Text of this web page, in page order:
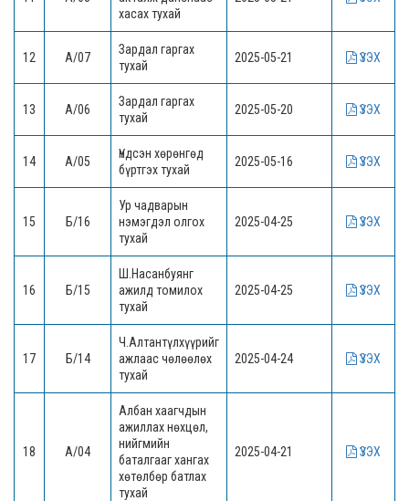
хасах тухай
12 А/07
Зардал гаргах
тухай
2025-05-21 ҮЗЭХ
13 А/06
Зардал гаргах
тухай
2025-05-20 ҮЗЭХ
14 А/05
Үндсэн хөрөнгөд
бүртгэх тухай
2025-05-16 ҮЗЭХ
15 Б/16
Ур чадварын
нэмэгдэл олгох
тухай
2025-04-25 ҮЗЭХ
16 Б/15
Ш.Насанбуянг
ажилд томилох
тухай
2025-04-25 ҮЗЭХ
17 Б/14
Ч.Алтантүлхүүрийг
ажлаас чөлөөлөх
тухай
2025-04-24 ҮЗЭХ
18 А/04
Албан хаагчдын
ажиллах нөхцөл,
нийгмийн
баталгааг хангах
хөтөлбөр батлах
тухай
2025-04-21 ҮЗЭХ